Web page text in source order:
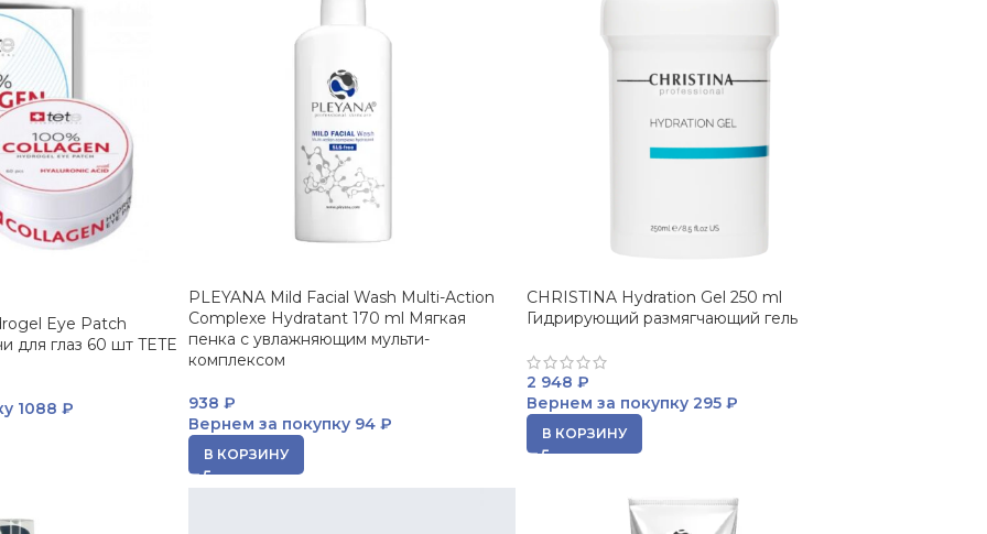
Eye Patch
для глаз 60 шт TETE
1088 ₽
PLEYANA Mild Facial Wash Multi-Action
Complexe Hydratant 170 ml Мягкая
пенка с увлажняющим мульти-
комплексом
938₽
Вернем за покупку 94 ₽
В КОРЗИНУ
CHRISTINA Hydration Gel 250 ml
Гидрирующий размягчающий гель
2 948 ₽
Вернем за покупку295 ₽
В КОРЗИНУ